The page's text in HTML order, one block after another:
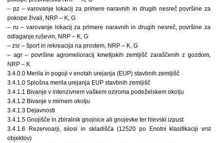
– pz – varovanje lokacij za primere naravnih in drugih nesreč površine za
pokope živali, NRP – K, G
– ru – varovanje lokacij za primere naravnih in drugih nesreč, površine za
odlaganje ruševin, NRP – K, G
– zsr – šport in rekreacija na prostem, NRP – K, G
– agr – površine agromelioracij kmetijskih zemljišč zaraščenih z gozdom,
NRP – K
3.4.0.0 Merila in pogoji v enotah urejanja (EUP) stavbnih zemljišč
3.4.1.0 Splošna merila urejanja EUP stavbnih zemljišč
3.4.1.1 Bivanje v intenzivnem vaškem oziroma podeželskem okolju
3.4.1.2 Bivanje v mirnem okolju
3.4.1.3 Dejavnosti
3.4.1.5 Gnojišče in zbiralnik gnojnice ali gnojevke ter hlevski izpust
3.4.1.6 Rezervoarji, silosi in skladišča (12520 po Enotni klasifikaciji vrst
objektov)